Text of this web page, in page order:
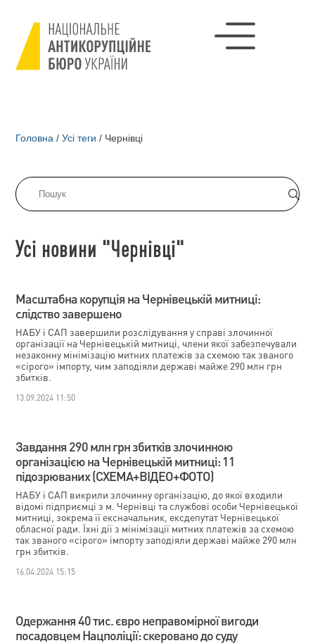
Головна / Усі теги / Чернівці
Усі новини "Чернівці"
Масштабна корупція на Чернівецькій митниці:
слідство завершено
НАБУ і САП завершили розслідування у справі злочинної
організації на Чернівецькій митниці, члени якої забезпечували
незаконну мінімізацію митних платежів за схемою так званого
«сірого» імпорту, чим заподіяли державі майже 290 млн грн
збитків.
13.09.2024 11:50
Завдання 290 млн грн збитків злочинною
організацією на Чернівецькій митниці: 11
підозрюваних (СХЕМА+ВІДЕО+ФОТО)
НАБУ і САП викрили злочинну організацію, до якої входили
відомі підприємці з м. Чернівці та службові особи Чернівецької
митниці, зокрема її ексначальник, ексдепутат Чернівецької
обласної ради. Їхні дії з мінімізації митних платежів за схемою
так званого «сірого» імпорту заподіяли державі майже 290 млн
грн збитків.
16.04.2024 15:15
Одержання 40 тис. євро неправомірної вигоди
посадовцем Нацполіції: скеровано до суду